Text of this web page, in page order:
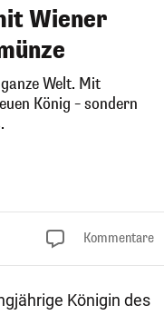
Wiener
Welt. Mit
König – sondern
Kommentare
Königin des